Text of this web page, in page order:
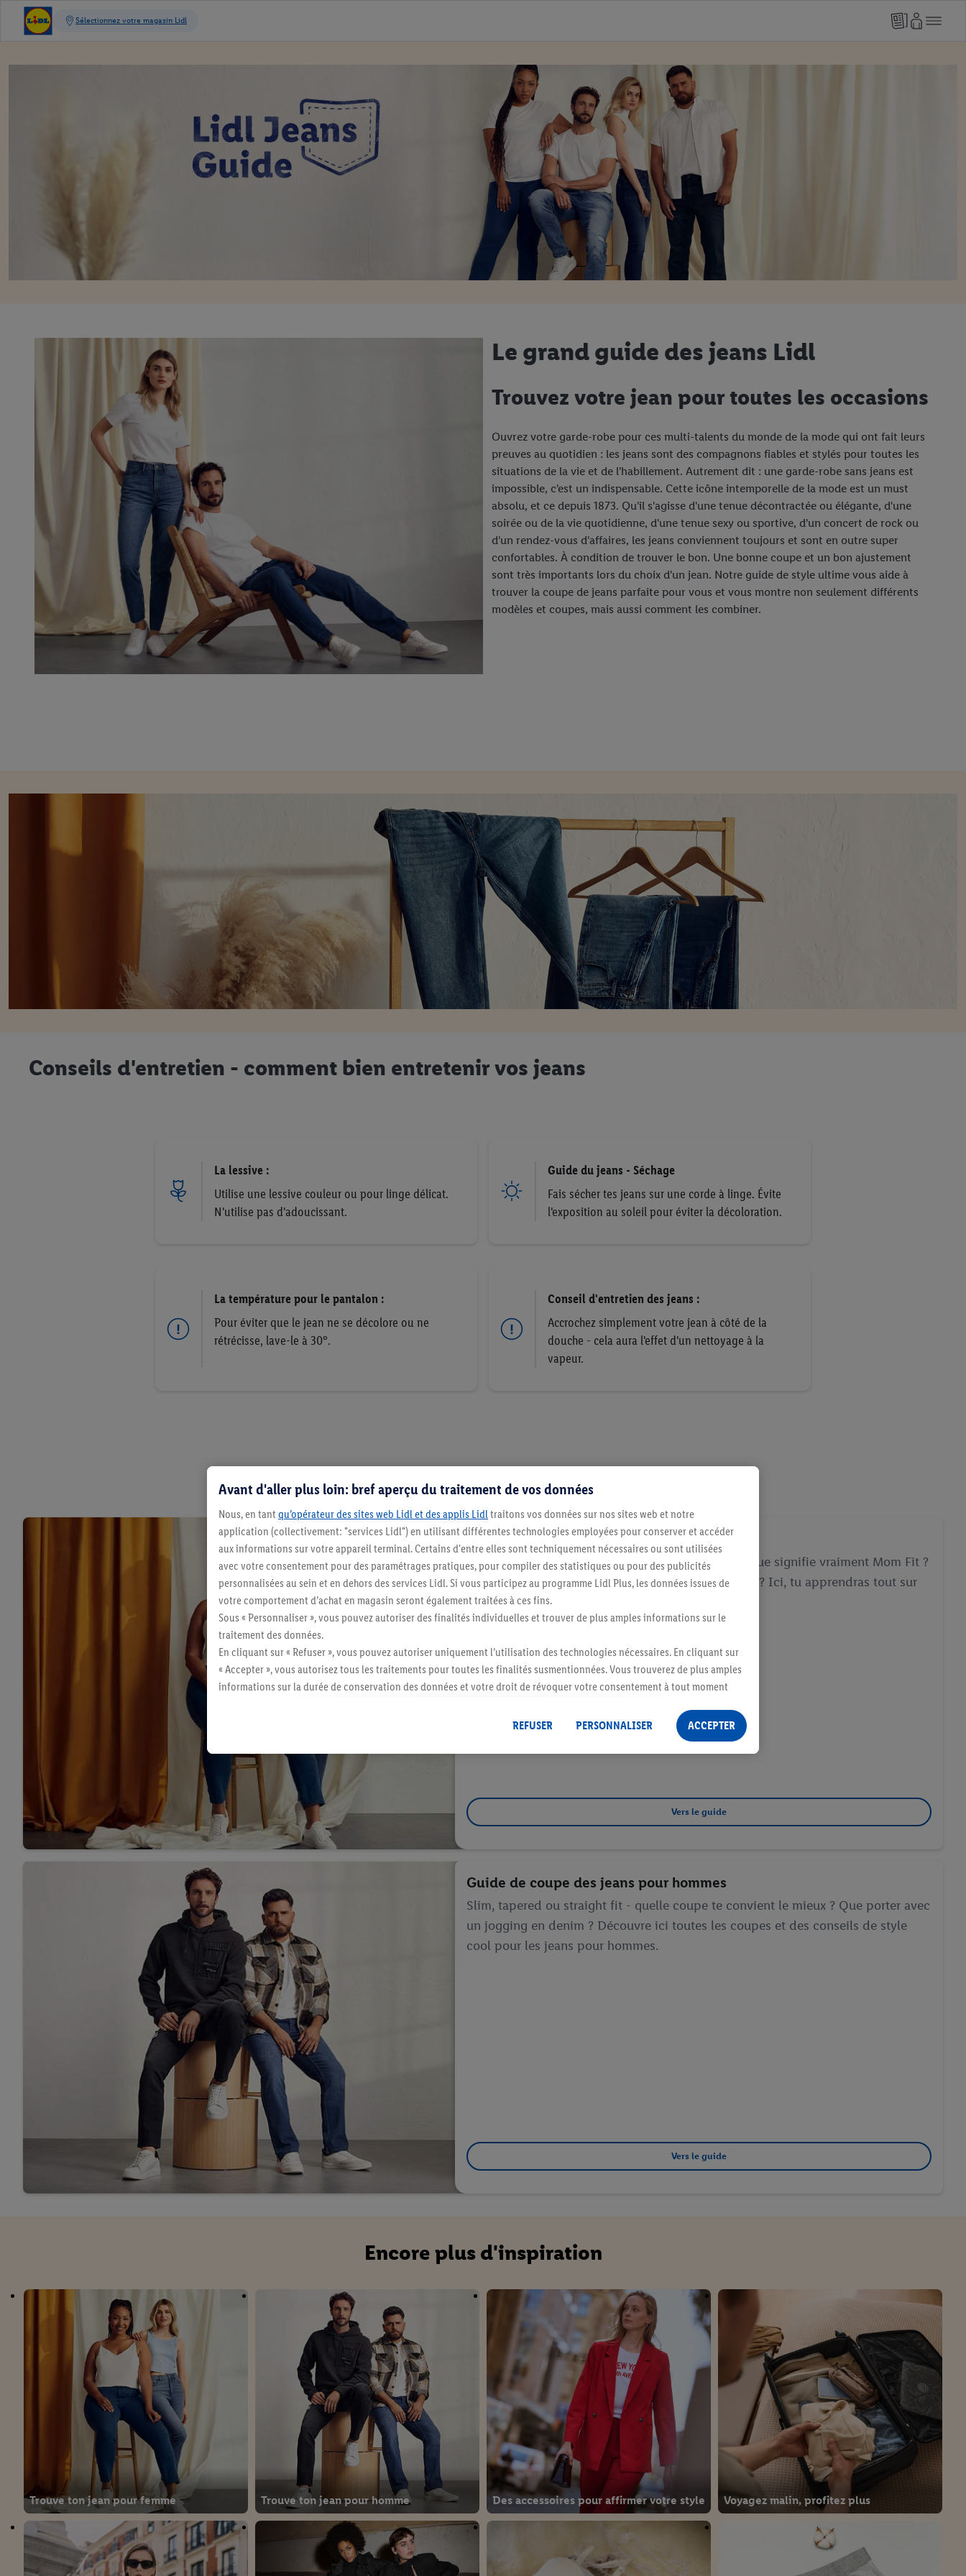
Le grand guide des jeans Lidl
Trouvez votre jean pour toutes les occasions
Ouvrez votre garde-robe pour ces multi-talents du monde de la mode qui ont fait leurs
preuves au quotidien : les jeans sont des compagnons fiables et stylés pour toutes les
situations de la vie et de l'habillement. Autrement dit : une garde-robe sans jeans est
impossible, c'est un indispensable. Cette icône intemporelle de la mode est un must
absolu, et ce depuis 1873. Qu'il s'agisse d'une tenue décontractée ou élégante, d'une
soirée ou de la vie quotidienne, d'une tenue sexy ou sportive, d'un concert de rock ou
d'un rendez-vous d'affaires, les jeans conviennent toujours et sont en outre super
confortables. À condition de trouver le bon. Une bonne coupe et un bon ajustement
sont très importants lors du choix d'un jean. Notre guide de style ultime vous aide à
trouver la coupe de jeans parfaite pour vous et vous montre non seulement différents
modèles et coupes, mais aussi comment les combiner.
Conseils d'entretien - comment bien entretenir vos jeans
La lessive :
Utilise une lessive couleur ou pour linge délicat.
N'utilise pas d'adoucissant.
Guide du jeans - Séchage
Fais sécher tes jeans sur une corde à linge. Évite
l'exposition au soleil pour éviter la décoloration.
La température pour le pantalon :
Pour éviter que le jean ne se décolore ou ne
rétrécisse, lave-le à 30°.
Conseil d'entretien des jeans :
Accrochez simplement votre jean à côté de la
douche - cela aura l'effet d'un nettoyage à la
vapeur.
Guide de coupe des jeans pour femmes
Quelle est la différence entre Skinny et Slim Fit ? Que signifie vraiment Mom Fit ?
Et comment combiner au mieux les jeans Wide Leg ? Ici, tu apprendras tout sur
les coupes de jeans pour femmes.
Vers le guide
Guide de coupe des jeans pour hommes
Slim, tapered ou straight fit - quelle coupe te convient le mieux ? Que porter avec
un jogging en denim ? Découvre ici toutes les coupes et des conseils de style
cool pour les jeans pour hommes.
Vers le guide
Encore plus d'inspiration
Trouve ton jean pour femme Trouve ton jean pour homme Des accessoires pour affirmer votre style Voyagez malin, profitez plus
Avant d'aller plus loin: bref aperçu du traitement de vos données
Nous, en tant qu’opérateur des sites web Lidl et des applis Lidltraitons vos données sur nos sites web et notre
application (collectivement: "services Lidl") en utilisant différentes technologies employées pour conserver et accéder
aux informations sur votre appareil terminal. Certains d'entre elles sont techniquement nécessaires ou sont utilisées
avec votre consentement pour des paramétrages pratiques, pour compiler des statistiques ou pour des publicités
personnalisées au sein et en dehors des services Lidl. Si vous participez au programme Lidl Plus, les données issues de
votre comportement d’achat en magasin seront également traitées à ces fins.
Sous « Personnaliser », vous pouvez autoriser des finalités individuelles et trouver de plus amples informations sur le
traitement des données.
En cliquant sur « Refuser », vous pouvez autoriser uniquement l’utilisation des technologies nécessaires. En cliquant sur
« Accepter », vous autorisez tous les traitements pour toutes les finalités susmentionnées. Vous trouverez de plus amples
informations sur la durée de conservation des données et votre droit de révoquer votre consentement à tout moment
REFUSER
PERSONNALISER ACCEPTER